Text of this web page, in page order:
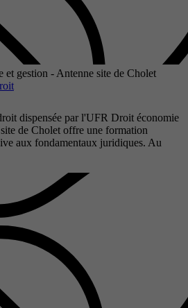
gestion - Antenne site de Cholet
dispensée par l'UFR Droit économie
de Cholet offre une formation
aux fondamentaux juridiques. Au